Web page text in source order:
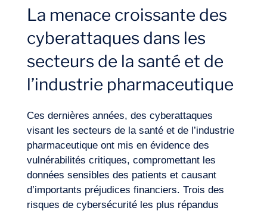
La menace croissante des
cyberattaques dans les
secteurs de la santé et de
l’industrie pharmaceutique
Ces dernières années, des cyberattaques
visant les secteurs de la santé et de l’industrie
pharmaceutique ont mis en évidence des
vulnérabilités critiques, compromettant les
données sensibles des patients et causant
d’importants préjudices financiers. Trois des
risques de cybersécurité les plus répandus